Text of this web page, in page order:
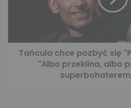
Tańcula chce pozbyć się
"Albo przeklina, albo